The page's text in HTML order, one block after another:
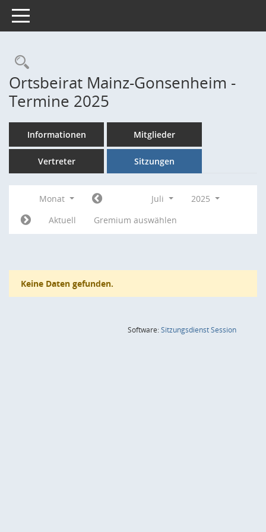
Toggle navigation
Rechercheauswahl
Ortsbeirat Mainz-Gonsenheim -
Termine 2025
Informationen Mitglieder
Vertreter Sitzungen
Monat Juli
2025
Aktuell
Gremium auswählen
Keine Daten gefunden.
Software:SitzungsdienstSession(Wird in